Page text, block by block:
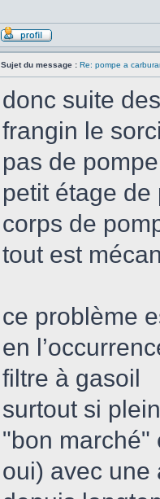
Sujet du message : Re: pompe a
donc suite
frangin le
pas de
petit étage
corps de
tout est
ce problème
en
filtre à gasoil
surtout si
"bon marché"
oui) avec une